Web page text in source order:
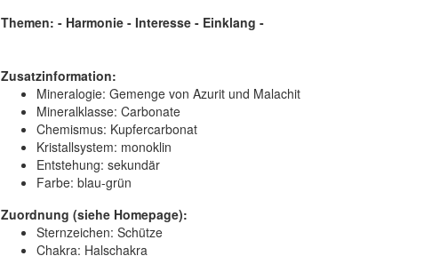
Themen: - Harmonie - Interesse - Einklang -
Zusatzinformation:
Mineralogie: Gemenge von Azurit und Malachit
Mineralklasse: Carbonate
Chemismus: Kupfercarbonat
Kristallsystem: monoklin
Entstehung: sekundär
Farbe: blau-grün
Zuordnung (siehe Homepage):
Sternzeichen: Schütze
Chakra: Halschakra